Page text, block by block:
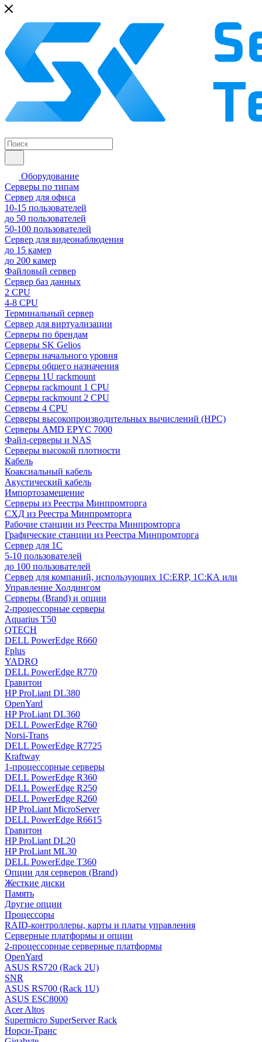
Оборудование
Серверы по типам
Сервер для офиса
10-15 пользователей
до 50 пользователей
50-100 пользователей
Сервер для видеонаблюдения
до 15 камер
до 200 камер
Файловый сервер
Сервер баз данных
2 CPU
4-8 CPU
Терминальный сервер
Сервер для виртуализации
Серверы по брендам
Серверы SK Gelios
Серверы начального уровня
Серверы общего назначения
Серверы 1U rackmount
Серверы rackmount 1 CPU
Серверы rackmount 2 CPU
Серверы 4 CPU
Серверы высокопроизводительных вычислений (HPC)
Серверы AMD EPYC 7000
Файл-серверы и NAS
Серверы высокой плотности
Кабель
Коаксиальный кабель
Акустический кабель
Импортозамещение
Серверы из Реестра Минпромторга
СХД из Реестра Минпромторга
Рабочие станции из Реестра Минпромторга
Графические станции из Реестра Минпромторга
Сервер для 1С
5-10 пользователей
до 100 пользователей
Сервер для компаний, использующих 1C:ERP, 1С:КА или
Управление Холдингом
Серверы (Brand) и опции
2-процессорные серверы
Aquarius T50
QTECH
DELL PowerEdge R660
Fplus
YADRO
DELL PowerEdge R770
Гравитон
HP ProLiant DL380
OpenYard
HP ProLiant DL360
DELL PowerEdge R760
Norsi-Trans
DELL PowerEdge R7725
Kraftway
1-процессорные серверы
DELL PowerEdge R360
DELL PowerEdge R250
DELL PowerEdge R260
HP ProLiant MicroServer
DELL PowerEdge R6615
Гравитон
HP ProLiant DL20
HP ProLiant ML30
DELL PowerEdge T360
Опции для серверов (Brand)
Жесткие диски
Память
Другие опции
Процессоры
RAID-контроллеры, карты и платы управления
Серверные платформы и опции
2-процессорные серверные платформы
OpenYard
ASUS RS720 (Rack 2U)
SNR
ASUS RS700 (Rack 1U)
ASUS ESC8000
Acer Altos
Supermicro SuperServer Rack
Норси-Транс